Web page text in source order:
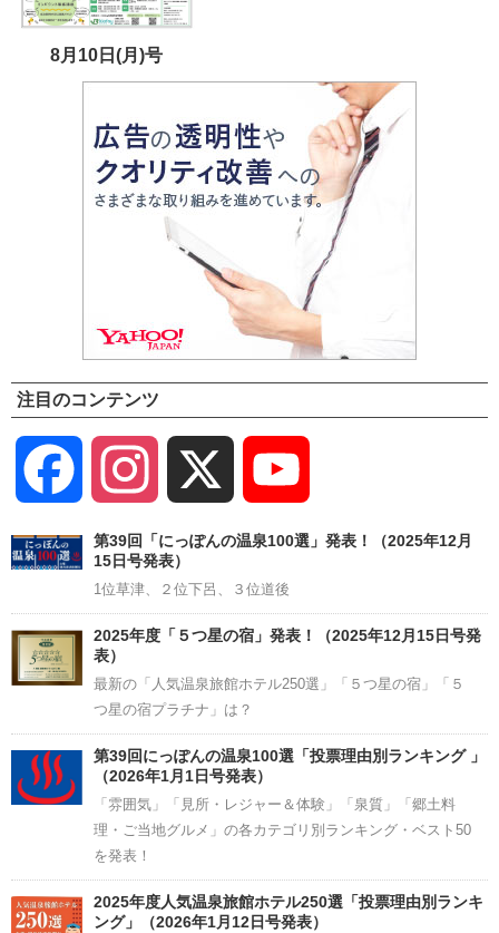
8月10日(月)号
注目のコンテンツ
Facebook Instagram
Channel
第39回「にっぽんの温泉100選」発表！（2025年12月
15日号発表）
1位草津、２位下呂、３位道後
2025年度「５つ星の宿」発表！（2025年12月15日号発
表）
最新の「人気温泉旅館ホテル250選」「５つ星の宿」「５
つ星の宿プラチナ」は？
第39回にっぽんの温泉100選「投票理由別ランキング 」
（2026年1月1日号発表）
「雰囲気」「見所・レジャー＆体験」「泉質」「郷土料
理・ご当地グルメ」の各カテゴリ別ランキング・ベスト50
を発表！
2025年度人気温泉旅館ホテル250選「投票理由別ランキ
ング」（2026年1月12日号発表）